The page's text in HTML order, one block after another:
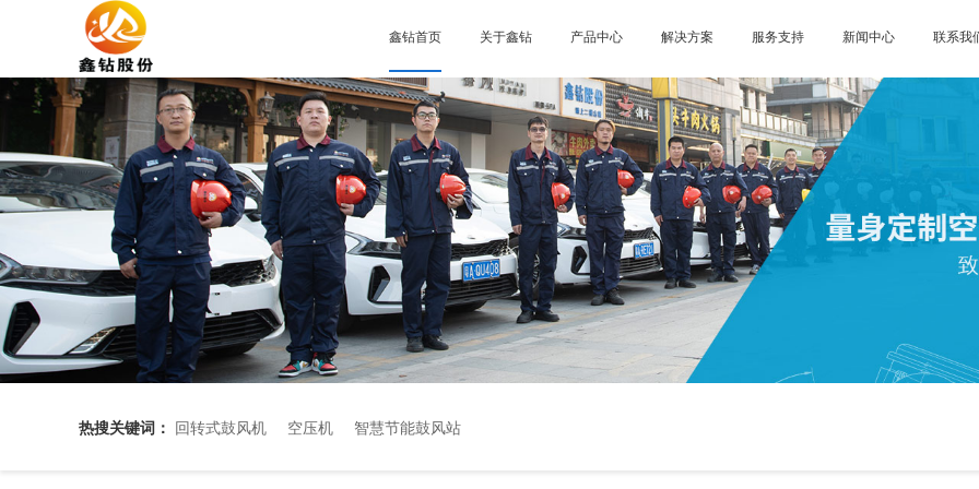
鑫钻首页 关于鑫钻 产品中心 解决方案 服务支持 新闻中心 联系我
热搜关键词： 回转式鼓风机 空压机 智慧节能鼓风站